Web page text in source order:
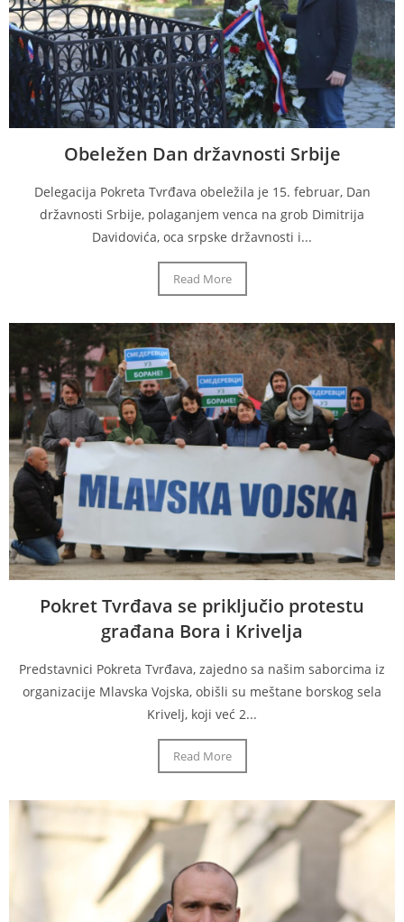
Obeležen Dan državnosti Srbije
Delegacija Pokreta Tvrđava obeležila je 15. februar, Dan
državnosti Srbije, polaganjem venca na grob Dimitrija
Davidovića, oca srpske državnosti i...
Read More
Pokret Tvrđava se priključio protestu
građana Bora i Krivelja
Predstavnici Pokreta Tvrđava, zajedno sa našim saborcima iz
organizacije Mlavska Vojska, obišli su meštane borskog sela
Krivelj, koji već 2...
Read More